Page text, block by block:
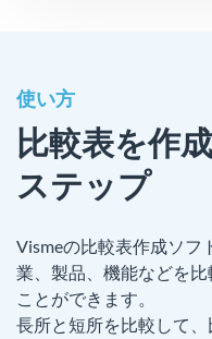
使い方
比較表を作
ステップ
Vismeの比較表作成ソフ
業、製品、機能などを
ことができます。
長所と短所を比較して